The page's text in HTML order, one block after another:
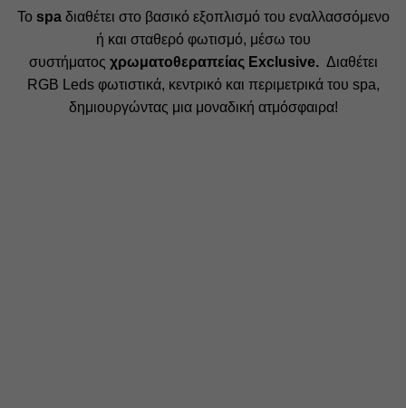
Το spa διαθέτει στο βασικό εξοπλισμό του εναλλασσόμενο
ή και σταθερό φωτισμό, μέσω του
συστήματος χρωματοθεραπείας Exclusive. Διαθέτει
RGB Leds φωτιστικά, κεντρικό και περιμετρικά του spa,
δημιουργώντας μια μοναδική ατμόσφαιρα!